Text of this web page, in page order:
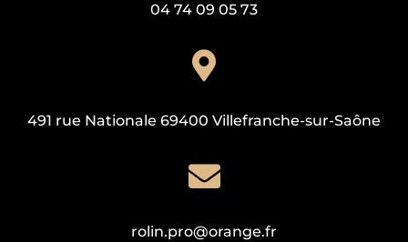
04 74 09 05 73

491 rue Nationale 69400 Villefranche-sur-Saône

rolin.pro@orange.fr